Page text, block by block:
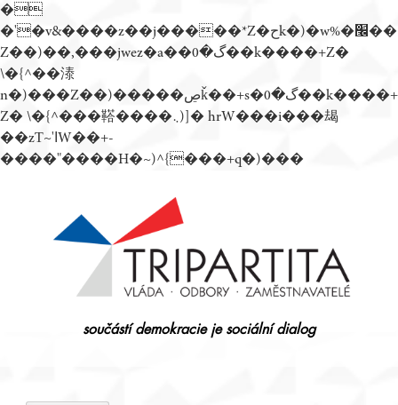
�
�'�v&����z��j�����*Z�حk�)�w%�׬��
Z��)��,���jwez�a��گ�0��k����+Z�
\�{^��溙
n�)���Z��)�����ڝǩ��+s�گ�0��k����+
Z� \�{^���鞳����܆)]� hrW���i���朅
��zƬ~'ߊW��+-
����"����H�~)^{���+q�)���
součástí demokracie je sociální dialog